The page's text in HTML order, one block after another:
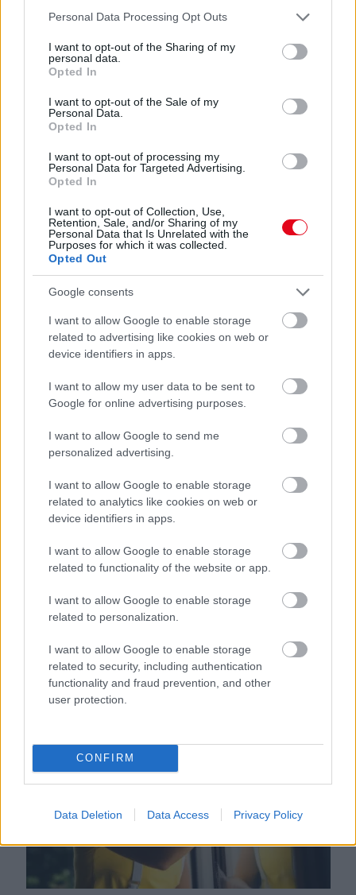
Please note that this website/app uses one or more Google
not limited to your visit or usage behaviour. You may click to
grant or deny consent to Google and its third-party tags to
use your data for below specified purposes in below Google
consent section.
Personal Data Processing Opt Outs
I want to opt-out of the Sharing of my
personal data.
Opted In
I want to opt-out of the Sale of my
Personal Data.
Opted In
I want to opt-out of processing my
Personal Data for Targeted Advertising.
Opted In
I want to opt-out of Collection, Use,
Retention, Sale, and/or Sharing of my
Personal Data that Is Unrelated with the
Purposes for which it was collected.
Opted Out
Google consents
I want to allow Google to enable storage
related to advertising like cookies on web or
device identifiers in apps.
I want to allow my user data to be sent to
Google for online advertising purposes.
I want to allow Google to send me
personalized advertising.
I want to allow Google to enable storage
related to analytics like cookies on web or
device identifiers in apps.
I want to allow Google to enable storage
related to functionality of the website or app.
I want to allow Google to enable storage
related to personalization.
I want to allow Google to enable storage
related to security, including authentication
functionality and fraud prevention, and other
user protection.
CONFIRM
Data Deletion Data Access Privacy Policy
Erre figyelj!
07. 31.
NEM A CITROMSAV, AZ ECET VAGY A
SZÓDABIKARBÓNA A LEGERŐSEBB: EZT HASZNÁLJÁK A
SZÁLLODÁKBAN A VÍZKŐ ELLEN
24 óra
Ha ezt érzed evés után, a szervezeted fontos dologra
próbál figyelmeztetni
Orvos figyelmeztet: ezt az apró reggeli tünetet ne
söpörd a szőnyeg alá